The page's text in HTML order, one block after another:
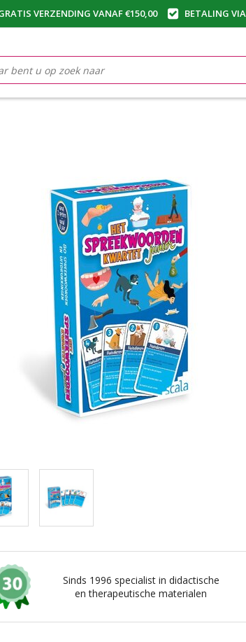
VERZENDING VANAF €150,00 BETALING
Sinds 1996 specialist in didactische
en therapeutische materialen